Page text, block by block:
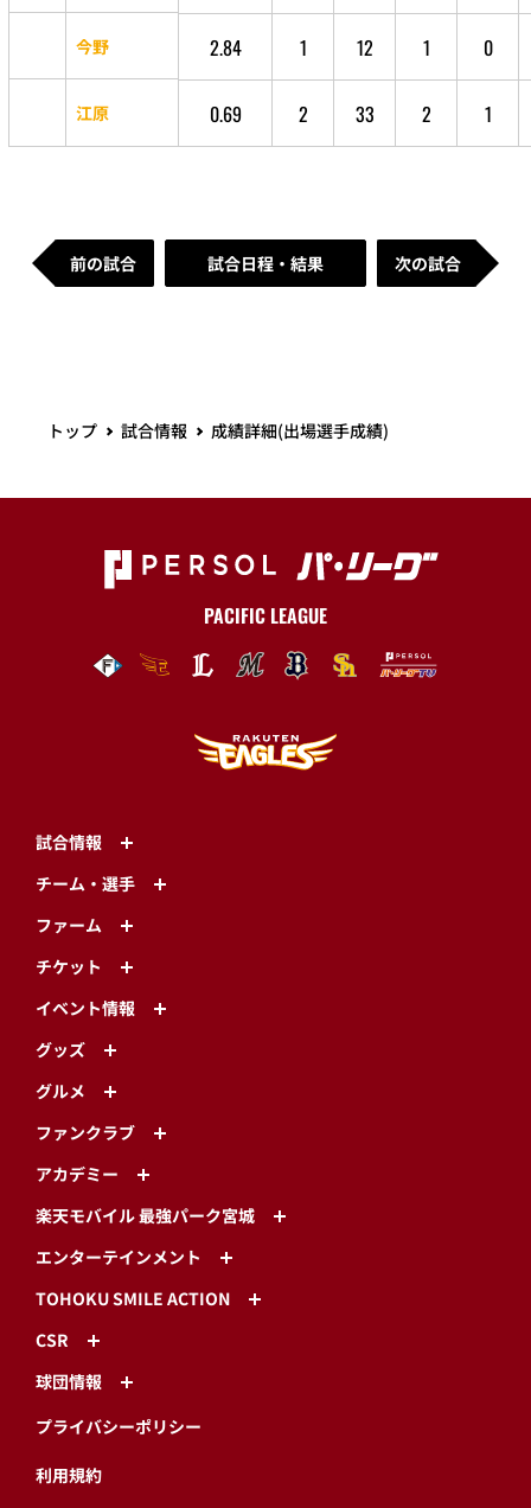
今野 2.84 1 12 1 0
江原 0.69 2 33 2 1
前の試合 試合日程・結果 次の試合
トップ 試合情報 成績詳細(出場選手成績)
PACIFIC LEAGUE
試合情報
チーム・選手
ファーム
チケット
イベント情報
グッズ
グルメ
ファンクラブ
アカデミー
楽天モバイル 最強パーク宮城
エンターテインメント
TOHOKU SMILE ACTION
CSR
球団情報
プライバシーポリシー
利用規約